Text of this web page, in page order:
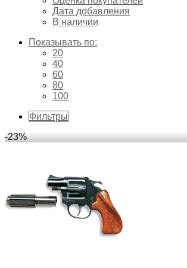
Дата добавления
В наличии
Показывать по:
20
40
60
80
100
Фильтры
-23%